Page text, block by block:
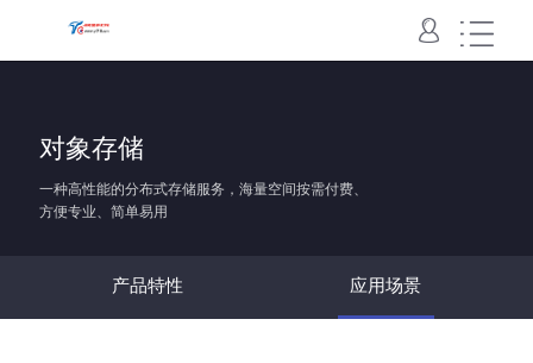
域名
国内主机
香港主机
美国主机
云虚拟主机
云空间
快云VPS
云服务器
云数据库
对象存储
SSL
对象存储
一种高性能的分布式存储服务，海量空间按需付费、
方便专业、简单易用
产品特性 应用场景